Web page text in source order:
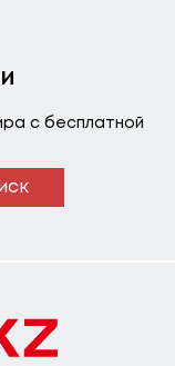
с бесплатной